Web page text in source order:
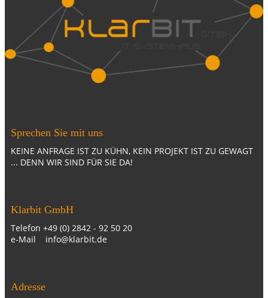
Sprechen Sie mit uns
KEINE ANFRAGE IST ZU KÜHN, KEIN PROJEKT IST ZU GEWAGT
... DENN WIR SIND FÜR SIE DA!
Klarbit GmbH
Telefon +49 (0) 2842 - 92 50 20
e-Mail info@klarbit.de
Adresse